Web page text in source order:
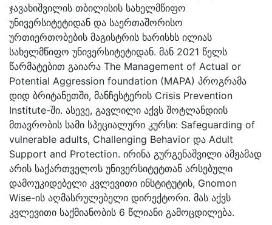
ჯავახიშვილის თბილისის სახელმწიფო
უნივერსიტეტიდან და საერთაშორისო
ურთიერთობების მაგისტრის ხარისხს ილიას
სახელმწიფო უნივერსიტეტიდან. მან 2021 წელს
წარმატებით გაიარა The Management of Actual or
Potential Aggression foundation (MAPA) პროგრამა
დიდ ბრიტანეთში, მანჩესტერის Crisis Prevention
Institute-ში. ასევე, გავლილი აქვს შოტლანდიის
მთავრობის სამი სპეციალური კურსი: Safeguarding of
vulnerable adults, Challenging Behavior და Adult
Support and Protection. ირინა გურგენაშვილი ამჟამად
არის საქართველოს უნივერსიტეტთან არსებული
დამოუკიდებელი კვლევითი ინსტიტუტის, Gnomon
Wise-ის აღმასრულებელი დირექტორი. მას აქვს
კვლევითი საქმიანობის 6 წლიანი გამოცდილება.